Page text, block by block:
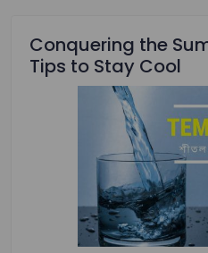
Conquering the
Tips to Stay Cool